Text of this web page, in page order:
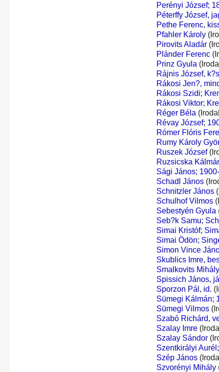
Perényi József;
Péterffy József,
Pethe Ferenc,
Pfahler Károly
Pirovits Aladár
Plánder Ferenc
Prinz Gyula
Rájnis József,
Rákosi Jen?,
Rákosi Szidi;
Rákosi Viktor;
Réger Béla
Révay József;
Rómer Flóris
Rumy Károly
Ruszek József
Ruzsicska
Sági János;
Schadl János
Schnitzler János
Schulhof Vilmos
Sebestyén Gyula
Seb?k Samu;
Simai Kristóf;
Simai Ödön;
Simon Vince
Skublics Imre,
Smalkovits Mihály
Spissich János,
Sporzon Pál, id.
Sümegi Kálmán;
Sümegi Vilmos
Szabó Richárd,
Szalay Imre
Szalay Sándor
Szentkirályi
Szép János
Szvorényi Mihály